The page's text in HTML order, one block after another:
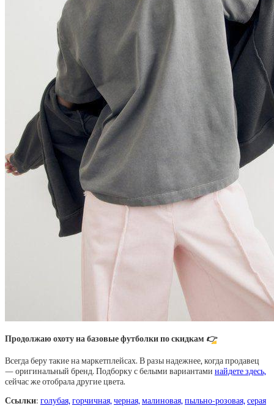
Продолжаю охоту на базовые футболки по скидкам 👉
Всегда беру такие на маркетплейсах. В разы надежнее, когда продавец
— оригинальный бренд. Подборку с белыми вариантами найдете здесь,
сейчас же отобрала другие цвета.
Ссылки: голубая,горчичная,черная,малиновая,пыльно-розовая,серая